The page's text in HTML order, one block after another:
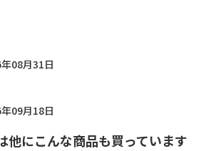
08月31日
09月18日
他にこんな商品も買っています